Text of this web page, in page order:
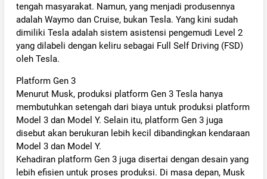
tengah masyarakat. Namun, yang menjadi produsennya
adalah Waymo dan Cruise, bukan Tesla. Yang kini sudah
dimiliki Tesla adalah sistem asistensi pengemudi Level 2
yang dilabeli dengan keliru sebagai Full Self Driving (FSD)
oleh Tesla.
Platform Gen 3
Menurut Musk, produksi platform Gen 3 Tesla hanya
membutuhkan setengah dari biaya untuk produksi platform
Model 3 dan Model Y. Selain itu, platform Gen 3 juga
disebut akan berukuran lebih kecil dibandingkan kendaraan
Model 3 dan Model Y.
Kehadiran platform Gen 3 juga disertai dengan desain yang
lebih efisien untuk proses produksi. Di masa depan, Musk